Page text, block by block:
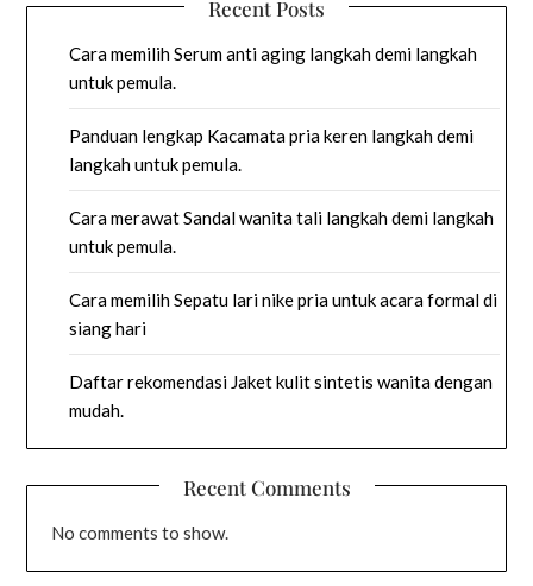
Recent Posts
Cara memilih Serum anti aging langkah demi langkah
untuk pemula.
Panduan lengkap Kacamata pria keren langkah demi
langkah untuk pemula.
Cara merawat Sandal wanita tali langkah demi langkah
untuk pemula.
Cara memilih Sepatu lari nike pria untuk acara formal di
siang hari
Daftar rekomendasi Jaket kulit sintetis wanita dengan
mudah.
Recent Comments
No comments to show.